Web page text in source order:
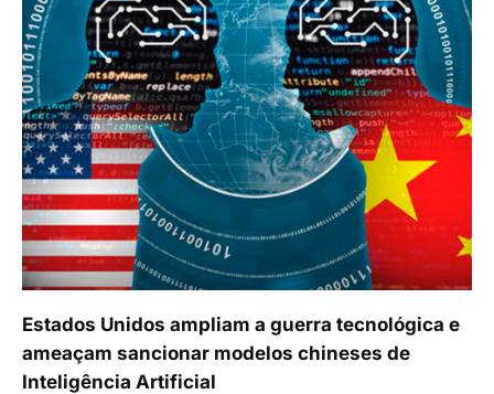
Estados Unidos ampliam a guerra tecnológica e
ameaçam sancionar modelos chineses de
Inteligência Artificial